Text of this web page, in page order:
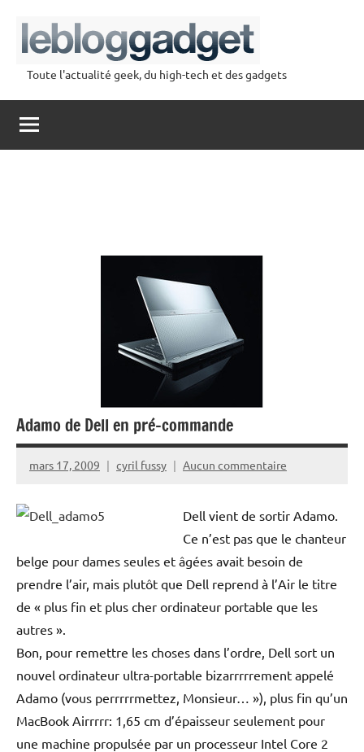
contenu
lebloggadget
Toute l'actualité geek, du high-tech et des gadgets
Adamo de Dell en pré-commande
mars 17, 2009 cyril fussy Aucun commentaire
Dell vient de sortir Adamo.
Ce n’est pas que le chanteur
belge pour dames seules et âgées avait besoin de
prendre l’air, mais plutôt que Dell reprend à l’Air le titre
de « plus fin et plus cher ordinateur portable que les
autres ».
Bon, pour remettre les choses dans l’ordre, Dell sort un
nouvel ordinateur ultra-portable bizarrrrrement appelé
Adamo (vous perrrrrmettez, Monsieur… »), plus fin qu’un
MacBook Airrrrr: 1,65 cm d’épaisseur seulement pour
une machine propulsée par un processeur Intel Core 2